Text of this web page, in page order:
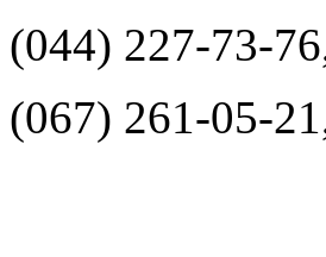
(044) 227-73-
(067) 261-05-